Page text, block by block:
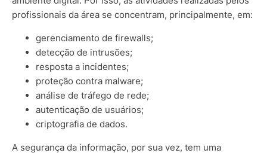
profissionais da área se concentram, principalmente, em:
gerenciamento de firewalls;
detecção de intrusões;
resposta a incidentes;
proteção contra malware;
análise de tráfego de rede;
autenticação de usuários;
criptografia de dados.
A segurança da informação, por sua vez, tem uma